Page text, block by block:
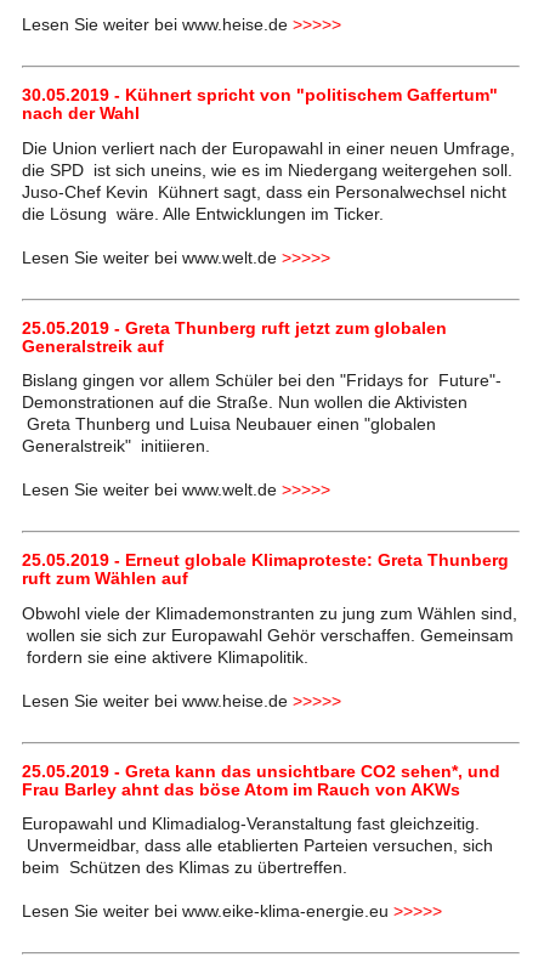
Lesen Sie weiter bei www.heise.de >>>>>
30.05.2019 - Kühnert spricht von "politischem Gaffertum"
nach der Wahl
Die Union verliert nach der Europawahl in einer neuen Umfrage,
die SPD ist sich uneins, wie es im Niedergang weitergehen soll.
Juso-Chef Kevin Kühnert sagt, dass ein Personalwechsel nicht
die Lösung wäre. Alle Entwicklungen im Ticker.
Lesen Sie weiter bei www.welt.de >>>>>
25.05.2019 - Greta Thunberg ruft jetzt zum globalen
Generalstreik auf
Bislang gingen vor allem Schüler bei den "Fridays for Future"-
Demonstrationen auf die Straße. Nun wollen die Aktivisten
Greta Thunberg und Luisa Neubauer einen "globalen
Generalstreik" initiieren.
Lesen Sie weiter bei www.welt.de >>>>>
25.05.2019 - Erneut globale Klimaproteste: Greta Thunberg
ruft zum Wählen auf
Obwohl viele der Klimademonstranten zu jung zum Wählen sind,
wollen sie sich zur Europawahl Gehör verschaffen. Gemeinsam
fordern sie eine aktivere Klimapolitik.
Lesen Sie weiter bei www.heise.de >>>>>
25.05.2019 - Greta kann das unsichtbare CO2 sehen*, und
Frau Barley ahnt das böse Atom im Rauch von AKWs
Europawahl und Klimadialog-Veranstaltung fast gleichzeitig.
Unvermeidbar, dass alle etablierten Parteien versuchen, sich
beim Schützen des Klimas zu übertreffen.
Lesen Sie weiter bei www.eike-klima-energie.eu >>>>>